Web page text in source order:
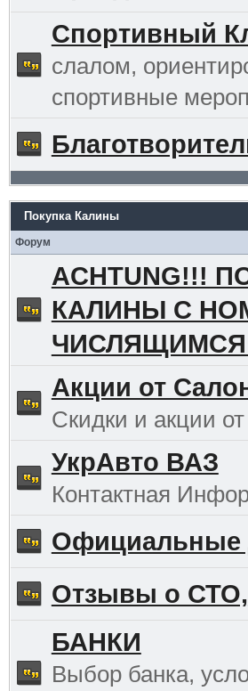
Спортивный
слалом,
спортивные
Покупка Калины
Форум
ACHTUNG!!!
КАЛИНЫ С
ЧИСЛЯЩИМСЯ
Акции от
Скидки и акции
УкрАвто ВАЗ
Контактная
Официальные
Отзывы о СТО,
БАНКИ
Выбор банка,